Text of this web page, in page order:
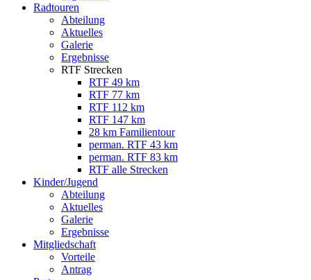
Radtouren
Abteilung
Aktuelles
Galerie
Ergebnisse
RTF Strecken
RTF 49 km
RTF 77 km
RTF 112 km
RTF 147 km
28 km Familientour
perman. RTF 43 km
perman. RTF 83 km
RTF alle Strecken
Kinder/Jugend
Abteilung
Aktuelles
Galerie
Ergebnisse
Mitgliedschaft
Vorteile
Antrag